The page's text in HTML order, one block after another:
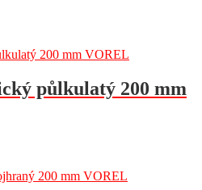
půlkulatý 200 mm